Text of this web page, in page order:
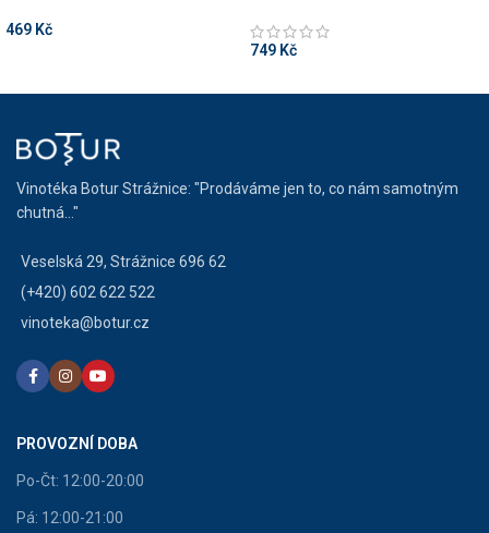
469 Kč
749 Kč
Vinotéka Botur Strážnice: "Prodáváme jen to, co nám samotným
chutná..."
Veselská 29, Strážnice 696 62
(+420) 602 622 522
vinoteka@botur.cz
PROVOZNÍ DOBA
Po-Čt: 12:00-20:00
Pá: 12:00-21:00